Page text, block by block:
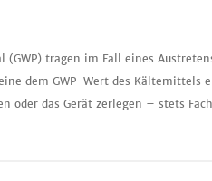
tragen im Fall eines
dem GWP-Wert des Kältemittels
oder das Gerät zerlegen – stets